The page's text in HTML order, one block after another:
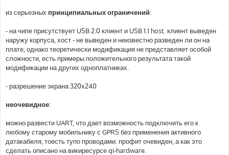
из серьезных принципиальных ограничений:
- на чипе присутствует USB 2.0 клиент и USB 1.1 host. клиент выведен
наружу корпуса, хост - не выведен и неизвестно разведен ли он на
плате, однако теоретически модификация не представляет особой
сложности, есть примеры положительного результата такой
модификации на других одноплатниках.
- разрешение экрана 320х240
неочевидное:
можно развести UART, что дает возможность подключить его к
любому старому мобильнику с GPRS без применения активного
датакабеля, тоесть тупо проводами. профит очевиден, а как это
сделать описано на викиресурсе qi-hardware.